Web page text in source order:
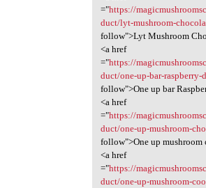
="https://
duct/lyt-mushroom-
follow">Lyt Mushroom
<a href
="https://
duct/one-up-bar-raspberry-
follow">One up bar
<a href
="https://
duct/one-up-mushroom-
follow">One up mushroom
<a href
="https://
duct/one-up-mushroom-